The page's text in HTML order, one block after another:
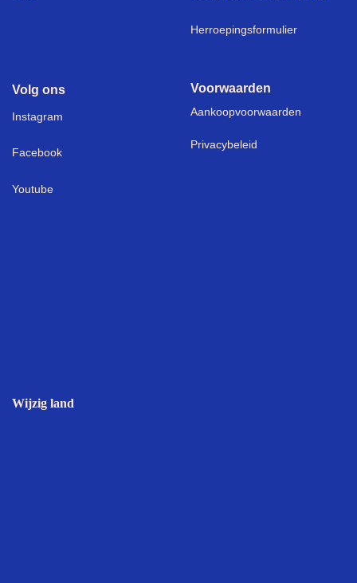
Herroepingsformulier
Volg ons
Instagram
Facebook
Youtube
Voorwaarden
Aankoopvoorwaarden
Privacybeleid
Wijzig land